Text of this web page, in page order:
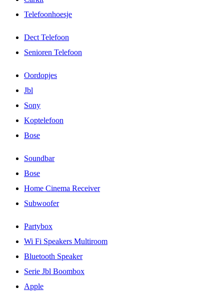
Telefoonhoesje
Dect Telefoon
Senioren Telefoon
Oordopjes
Jbl
Sony
Koptelefoon
Bose
Soundbar
Bose
Home Cinema Receiver
Subwoofer
Partybox
Wi Fi Speakers Multiroom
Bluetooth Speaker
Serie Jbl Boombox
Apple